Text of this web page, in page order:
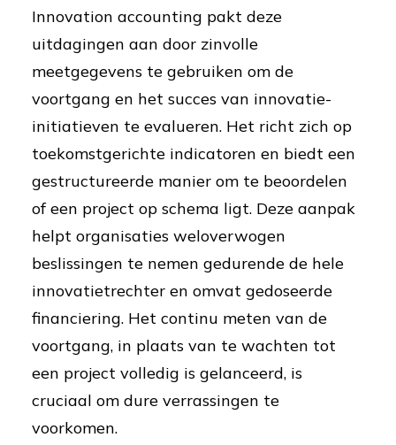
Innovation accounting pakt deze
uitdagingen aan door zinvolle
meetgegevens te gebruiken om de
voortgang en het succes van innovatie-
initiatieven te evalueren. Het richt zich op
toekomstgerichte indicatoren en biedt een
gestructureerde manier om te beoordelen
of een project op schema ligt. Deze aanpak
helpt organisaties weloverwogen
beslissingen te nemen gedurende de hele
innovatietrechter en omvat gedoseerde
financiering. Het continu meten van de
voortgang, in plaats van te wachten tot
een project volledig is gelanceerd, is
cruciaal om dure verrassingen te
voorkomen.